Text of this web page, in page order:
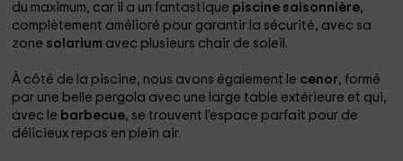
du maximum, car il a un fantastique piscine saisonnière,
complètement amélioré pour garantir la sécurité, avec sa
zone solarium avec plusieurs chair de soleil.
À côté de la piscine, nous avons également le cenor, formé
par une belle pergola avec une large table extérieure et qui,
avec le barbecue, se trouvent l'espace parfait pour de
délicieux repas en plein air.